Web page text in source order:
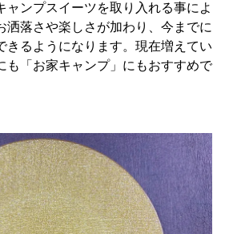
ャンプスイーツを取り入れる事によ
洒落さや楽しさが加わり、今までに
きるようになります。現在増えてい
も「お家キャンプ」にもおすすめで